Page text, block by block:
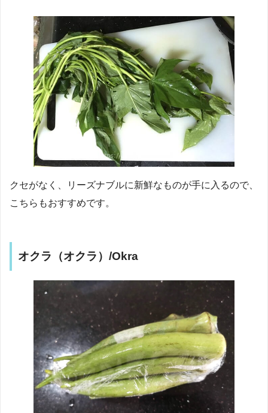
クセがなく、リーズナブルに新鮮なものが手に入るので、
こちらもおすすめです。
オクラ（オクラ）/Okra